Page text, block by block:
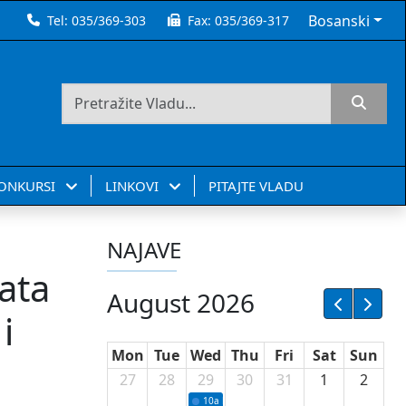
Tel:035/369-303 Fax:035/369-317 Bosanski
LINKOVI PITAJTE VLADU
NAJAVE
August 2026
Mon Tue Wed Thu Fri Sat
Sun
27
28 29
10a Potpisivanje ugovora sa neprofitnim
30 31 1 2